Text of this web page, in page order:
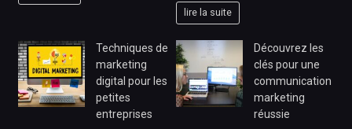
lire la suite
Techniques de
marketing
digital pour les
petites
entreprises
Découvrez les
clés pour une
communication
marketing
réussie